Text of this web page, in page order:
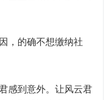
的确不想缴纳社
到意外。让风云君